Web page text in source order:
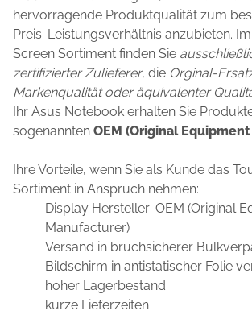
hervorragende Produktqualität zum
Preis-Leistungsverhältnis anzubieten.
Screen Sortiment finden Sie
zertifizierter Zulieferer, die Orginal-
Markenqualität oder äquivalenter
Ihr Asus Notebook erhalten Sie
sogenannten OEM (Original
Ihre Vorteile, wenn Sie als Kunde das
Sortiment in Anspruch nehmen:
Display Hersteller: OEM (Original
Manufacturer)
Versand in bruchsicherer
Bildschirm in antistatischer Folie
hoher Lagerbestand
kurze Lieferzeiten